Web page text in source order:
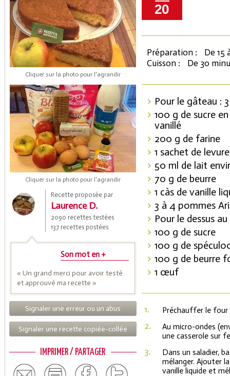
Cliquer sur la photo pour l'agrandir
Cliquer sur la photo pour l'agrandir
Recette proposée par
Laurence D.
2090 recettes testées
137 recettes postées
Son mot en +
« Un grand merci pour avoir testé
et approuvé ma recette »
Signaler une erreur ou un abus
Signaler une recette copiée-collée
IMPRIMER / PARTAGER
20
Préparation :
De 15
Cuisson :
De 30
Pour le gâteau :
100 g de sucre
vanillé
200 g de farine
1 sachet de
50 ml de lait
70 g de beurre
1 càs de vanille
3 à 4 pommes
Pour le dessus
100 g de sucre
100 g de
100 g de beurre
1 œuf
1. Préchauffer le four
2.
Au micro-ondes
une casserole sur
3.
Dans un saladier,
mélanger. Ajouter
vanille liquide et
Coupons de réduction
Saveurs de l'Année